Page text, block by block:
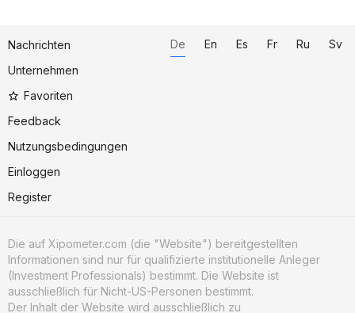
Nachrichten
Unternehmen
Favoriten
Feedback
Nutzungsbedingungen
Einloggen
Register
De En Es Fr Ru Sv
Die auf Xipometer.com (die "Website") bereitgestellten
Informationen sind nur für qualifizierte institutionelle Anleger
(Investment Professionals) bestimmt. Die Website ist
ausschließlich für Nicht-US-Personen bestimmt.
Der Inhalt der Website wird ausschließlich zu